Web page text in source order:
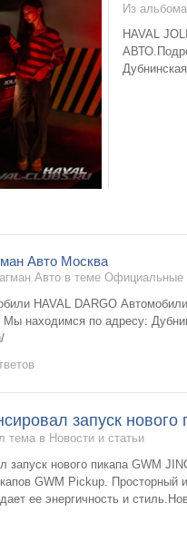
Из альбома
HAVAL
Авто Москва
Авто в теме Официальные
HAVAL DARGO
находимся по адресу:
запуск
тема в Новости и статьи
запуск нового пикапа GWM
GWM Pickup. Просторный
ее энергичность и